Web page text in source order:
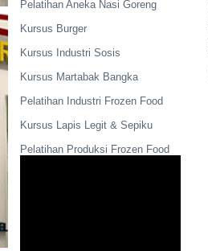
Pelatihan Aneka Nasi Goreng
Kursus Burger
Kursus Industri Sosis
Kursus Martabak Bangka
Pelatihan Industri Frozen Food
Kursus Lapis Legit & Sepiku
Pelatihan Produksi Frozen Food